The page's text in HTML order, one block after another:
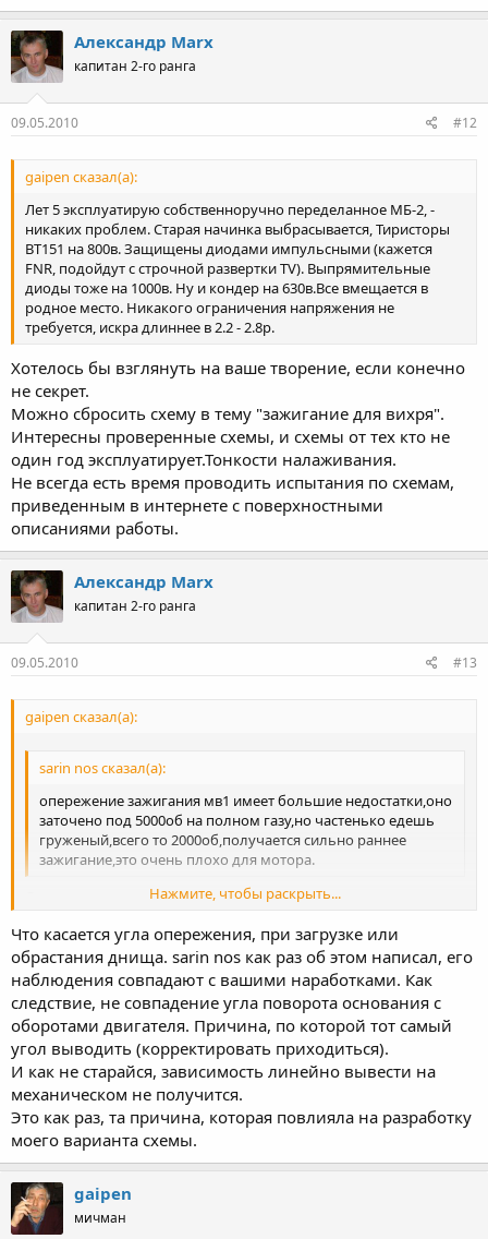
Александр Marx
капитан 2-го ранга
09.05.2010 #12
gaipen сказал(а):
Лет 5 эксплуатирую собственноручно переделанное МБ-2, -
никаких проблем. Старая начинка выбрасывается, Тиристоры
BT151 на 800в. Защищены диодами импульсными (кажется
FNR, подойдут с строчной развертки TV). Выпрямительные
диоды тоже на 1000в. Ну и кондер на 630в.Все вмещается в
родное место. Никакого ограничения напряжения не
требуется, искра длиннее в 2.2 - 2.8р.
Хотелось бы взглянуть на ваше творение, если конечно
не секрет.
Можно сбросить схему в тему "зажигание для вихря".
Интересны проверенные схемы, и схемы от тех кто не
один год эксплуатирует.Тонкости налаживания.
Не всегда есть время проводить испытания по схемам,
приведенным в интернете с поверхностными
описаниями работы.
Александр Marx
капитан 2-го ранга
09.05.2010 #13
gaipen сказал(а):
sarin nos сказал(а):
опережение зажигания мв1 имеет большие недостатки,оно
заточено под 5000об на полном газу,но частенько едешь
груженый,всего то 2000об,получается сильно раннее
зажигание,это очень плохо для мотора.
Нажмите, чтобы раскрыть...
Один рулит, второй ручками туды -сюды магдино, пока не
затем фиксируется. Замечу, что при другой загрузке, или
обрастании днища, может понадобится другое положение. Не
намного, но другое.
Нажмите, чтобы раскрыть...
Что касается угла опережения, при загрузке или
обрастания днища. sarin nos как раз об этом написал, его
наблюдения совпадают с вашими наработками. Как
следствие, не совпадение угла поворота основания с
оборотами двигателя. Причина, по которой тот самый
угол выводить (корректировать приходиться).
И как не старайся, зависимость линейно вывести на
механическом не получится.
Это как раз, та причина, которая повлияла на разработку
моего варианта схемы.
gaipen
мичман